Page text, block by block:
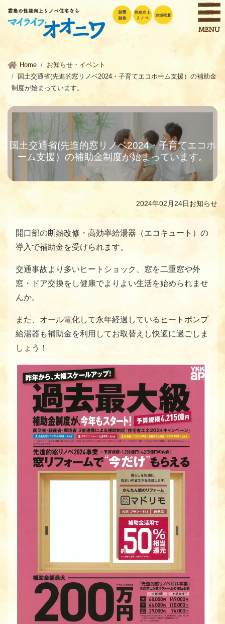
Home
お知らせ・イベント
国土交通省(先進的窓リノベ2024・子育てエコホーム支援）の補助金
制度が始まっています。
国土交通省(先進的窓リノベ2024・子育てエコホ
ーム支援）の補助金制度が始まっています。
2024年02月24日お知らせ
開口部の断熱改修・高効率給湯器（エコキュート）の
導入で補助金を受けられます。
交通事故より多いヒートショック、窓を二重窓や外
窓・ドア交換をし健康でよりよい生活を始められませ
んか。
また、オール電化して永年経過しているヒートポンプ
給湯器も補助金を利用してお取替えし快適に過ごしま
しょう！